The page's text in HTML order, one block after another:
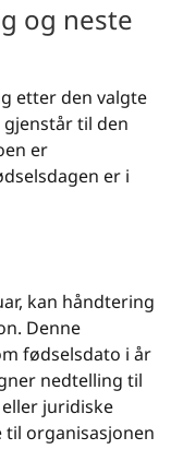
og neste
etter den valgte
til den
er
er i
kan håndtering
Denne
fødselsdato i år
nedtelling til
juridiske
organisasjonen